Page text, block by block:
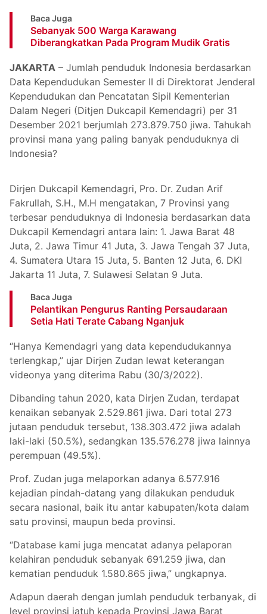
Baca Juga
Sebanyak 500 Warga Karawang
Diberangkatkan Pada Program Mudik Gratis
JAKARTA – Jumlah penduduk Indonesia berdasarkan
Data Kependudukan Semester II di Direktorat Jenderal
Kependudukan dan Pencatatan Sipil Kementerian
Dalam Negeri (Ditjen Dukcapil Kemendagri) per 31
Desember 2021 berjumlah 273.879.750 jiwa. Tahukah
provinsi mana yang paling banyak penduduknya di
Indonesia?
Dirjen Dukcapil Kemendagri, Pro. Dr. Zudan Arif
Fakrullah, S.H., M.H mengatakan, 7 Provinsi yang
terbesar penduduknya di Indonesia berdasarkan data
Dukcapil Kemendagri antara lain: 1. Jawa Barat 48
Juta, 2. Jawa Timur 41 Juta, 3. Jawa Tengah 37 Juta,
4. Sumatera Utara 15 Juta, 5. Banten 12 Juta, 6. DKI
Jakarta 11 Juta, 7. Sulawesi Selatan 9 Juta.
Baca Juga
Pelantikan Pengurus Ranting Persaudaraan
Setia Hati Terate Cabang Nganjuk
“Hanya Kemendagri yang data kependudukannya
terlengkap,” ujar Dirjen Zudan lewat keterangan
videonya yang diterima Rabu (30/3/2022).
Dibanding tahun 2020, kata Dirjen Zudan, terdapat
kenaikan sebanyak 2.529.861 jiwa. Dari total 273
jutaan penduduk tersebut, 138.303.472 jiwa adalah
laki-laki (50.5%), sedangkan 135.576.278 jiwa lainnya
perempuan (49.5%).
Prof. Zudan juga melaporkan adanya 6.577.916
kejadian pindah-datang yang dilakukan penduduk
secara nasional, baik itu antar kabupaten/kota dalam
satu provinsi, maupun beda provinsi.
“Database kami juga mencatat adanya pelaporan
kelahiran penduduk sebanyak 691.259 jiwa, dan
kematian penduduk 1.580.865 jiwa,” ungkapnya.
Adapun daerah dengan jumlah penduduk terbanyak, di
level provinsi jatuh kepada Provinsi Jawa Barat